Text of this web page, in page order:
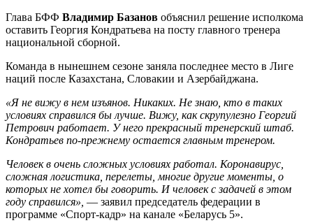
Глава БФФ Владимир Базанов объяснил решение исполкома
оставить Георгия Кондратьева на посту главного тренера
национальной сборной.
Команда в нынешнем сезоне заняла последнее место в Лиге
наций после Казахстана, Словакии и Азербайджана.
«Я не вижу в нем изъянов. Никаких. Не знаю, кто в таких
условиях справился бы лучше. Вижу, как скрупулезно Георгий
Петрович работает. У него прекрасный тренерский штаб.
Кондратьев по-прежнему остается главным тренером.
Человек в очень сложных условиях работал. Коронавирус,
сложная логистика, перелеты, многие другие моменты, о
которых не хотел бы говорить. И человек с задачей в этом
году справился», — заявил председатель федерации в
программе «Спорт-кадр» на канале «Беларусь 5».